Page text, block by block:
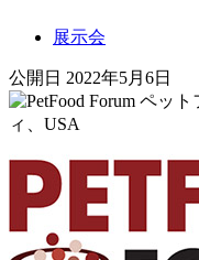
展示会
公開日 2022年5月6日